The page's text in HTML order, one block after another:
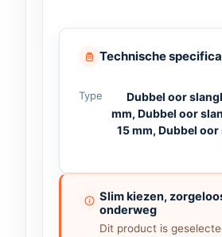
Technische
Type
Dubbel oor
mm, Dubbel oor
15 mm, Dubbel
Slim kiezen,
onderweg
Dit product is